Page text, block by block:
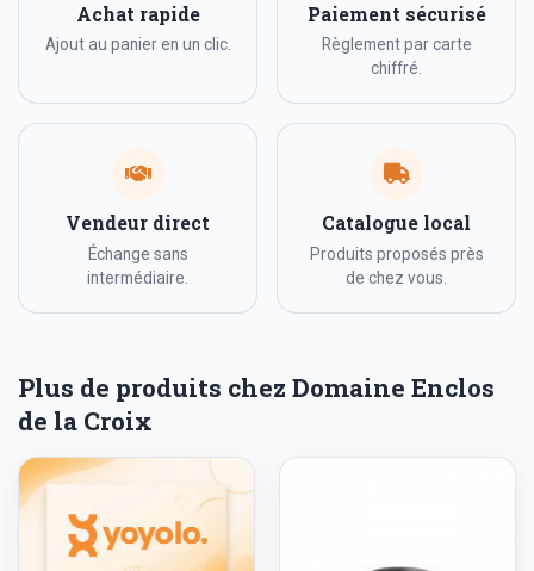
Achat rapide
Ajout au panier en un clic.
Paiement sécurisé
Règlement par carte
chiffré.
Vendeur direct
Échange sans
intermédiaire.
Catalogue local
Produits proposés près
de chez vous.
Plus de produits chez Domaine Enclos
de la Croix